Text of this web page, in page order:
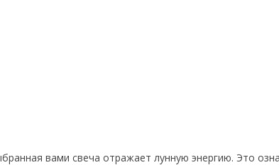
вами свеча отражает лунную энергию. Это